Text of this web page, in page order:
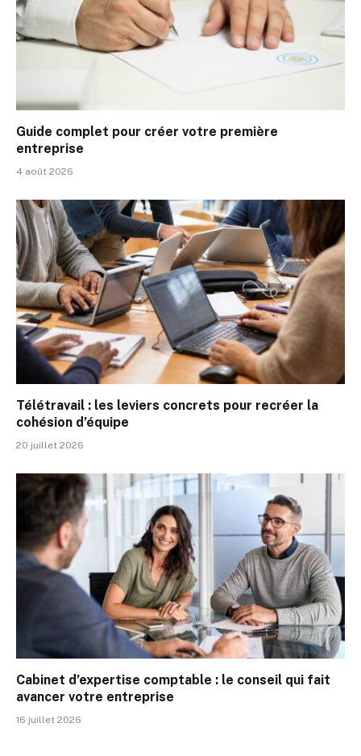
Guide complet pour créer votre première
entreprise
4 août 2026
Télétravail : les leviers concrets pour recréer la
cohésion d’équipe
20 juillet 2026
Cabinet d’expertise comptable : le conseil qui fait
avancer votre entreprise
16 juillet 2026